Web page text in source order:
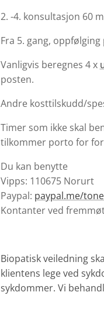
2. -4. konsultasjon 60
Fra 5. gang,
Vanligvis beregnes 4 x
posten.
Andre kosttilskudd/
Timer som ikke skal
tilkommer porto for
Du kan benytte
Vipps: 110675 Norurt
Paypal: paypal.me/
Kontanter ved
Biopatisk veiledning
klientens lege ved
sykdommer. Vi